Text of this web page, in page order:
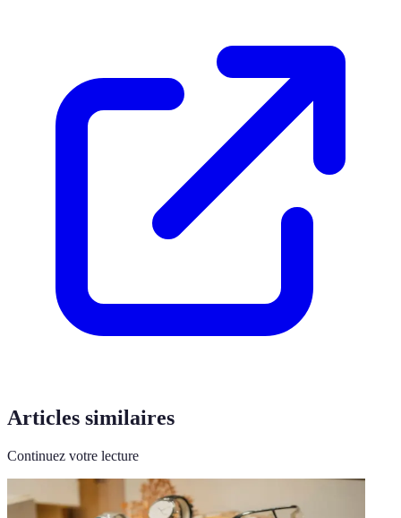
Articles similaires
Continuez votre lecture